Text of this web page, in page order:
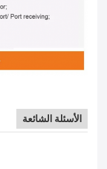
الأسئلة الشائعة